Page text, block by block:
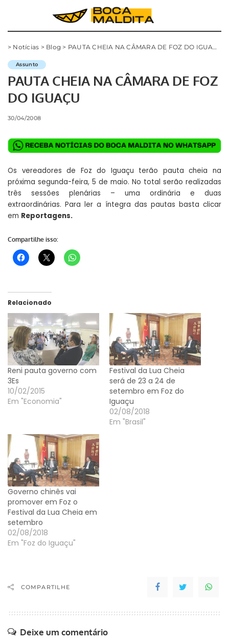
> Notícias > Blog > PAUTA CHEIA NA CÂMARA DE FOZ DO IGUAÇU
Assunto
PAUTA CHEIA NA CÂMARA DE FOZ
DO IGUAÇU
30/04/2008
Os vereadores de Foz do Iguaçu terão pauta cheia na
próxima segunda-feira, 5 de maio. No total serão realizadas
três sessões plenárias – uma ordinária e duas
extraordinárias. Para ler a íntegra das pautas basta clicar
em Reportagens.
Compartilhe isso:
Relacionado
Reni pauta governo com
3Es
10/02/2015
Em "Economia"
Festival da Lua Cheia
será de 23 a 24 de
setembro em Foz do
Iguaçu
02/08/2018
Em "Brasil"
Governo chinês vai
promover em Foz o
Festival da Lua Cheia em
setembro
02/08/2018
Em "Foz do Iguaçu"
COMPARTILHE
Deixe um comentário